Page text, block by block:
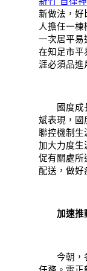
新做法，好
人擔任一棟
一次居平易
在知足市平
涯必須品進
國度成長
斌表現，國
聯控機制生
加大力度生
促有關處所
配送，做好
加速推
今朝，各